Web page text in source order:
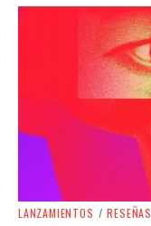
LANZAMIENTOS / RESEÑAS